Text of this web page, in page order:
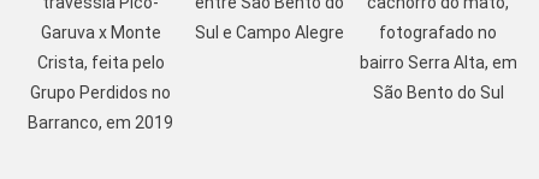
Garuva x Monte
Crista, feita pelo
Grupo Perdidos no
Barranco, em 2019
Sul e Campo Alegre
fotografado no
bairro Serra Alta, em
São Bento do Sul